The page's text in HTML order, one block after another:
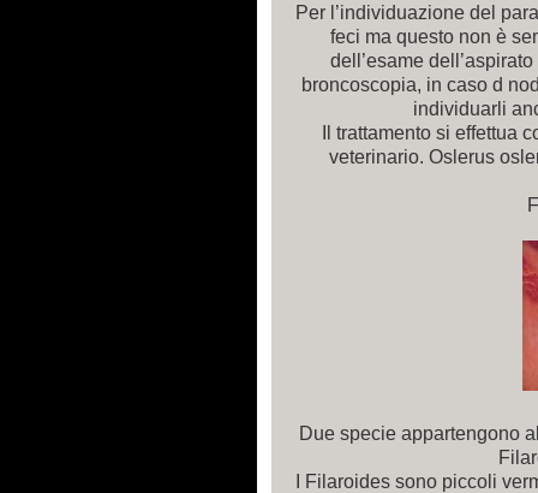
Per l’individuazione del
feci ma questo non è
dell’esame
broncoscopia, in caso d
individuarli
Il trattamento si effettua
veterinario. Oslerus
Due specie appartengono
I Filaroides sono piccoli